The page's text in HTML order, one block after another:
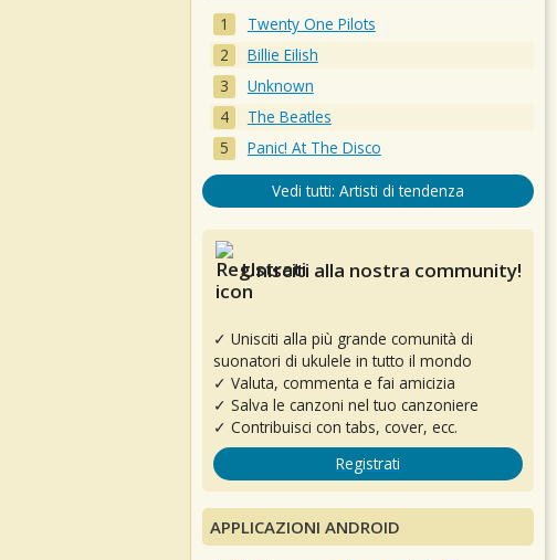
Twenty One Pilots
Billie Eilish
Unknown
The Beatles
Panic! At The Disco
Vedi tutti: Artisti di tendenza
Unisciti alla nostra community!
✓ Unisciti alla più grande comunità di
suonatori di ukulele in tutto il mondo
✓ Valuta, commenta e fai amicizia
✓ Salva le canzoni nel tuo canzoniere
✓ Contribuisci con tabs, cover, ecc.
Registrati
APPLICAZIONI ANDROID